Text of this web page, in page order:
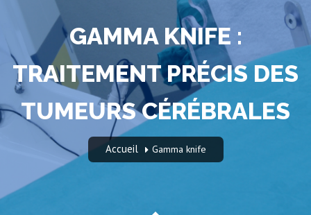
GAMMA KNIFE :
TRAITEMENT PRÉCIS DES
TUMEURS CÉRÉBRALES
Accueil Gamma knife